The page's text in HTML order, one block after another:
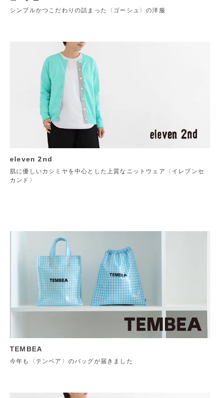
シンプルかつこだわりの詰まった〈ゴーシュ〉の洋服
eleven 2nd
肌に優しいカシミヤを中心とした上質なニットウェア〈イレブンセ
カンド〉
TEMBEA
今年も〈テンベア〉のバッグが届きました